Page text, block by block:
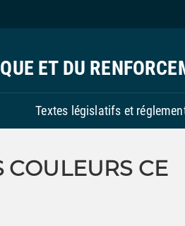
ET DU
Textes législatifs et
COULEURS CE